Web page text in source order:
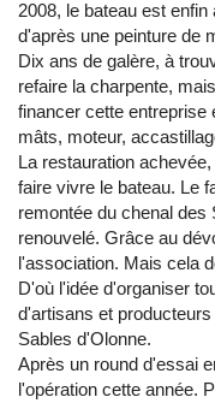
2008, le bateau est
d'après une peinture de
Dix ans de galère, à
refaire la charpente,
financer cette
mâts, moteur,
La restauration
faire vivre le bateau. Le
remontée du chenal des
renouvelé. Grâce au
l'association. Mais cela
D'où l'idée d'organiser
d'artisans et
Sables d'Olonne.
Après un round d'essai
l'opération cette année.